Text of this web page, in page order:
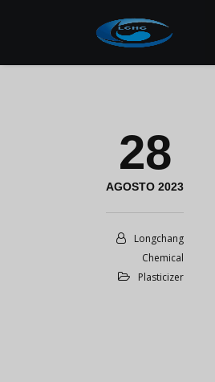
28
AGOSTO 2023
Longchang
Chemical
Plasticizer